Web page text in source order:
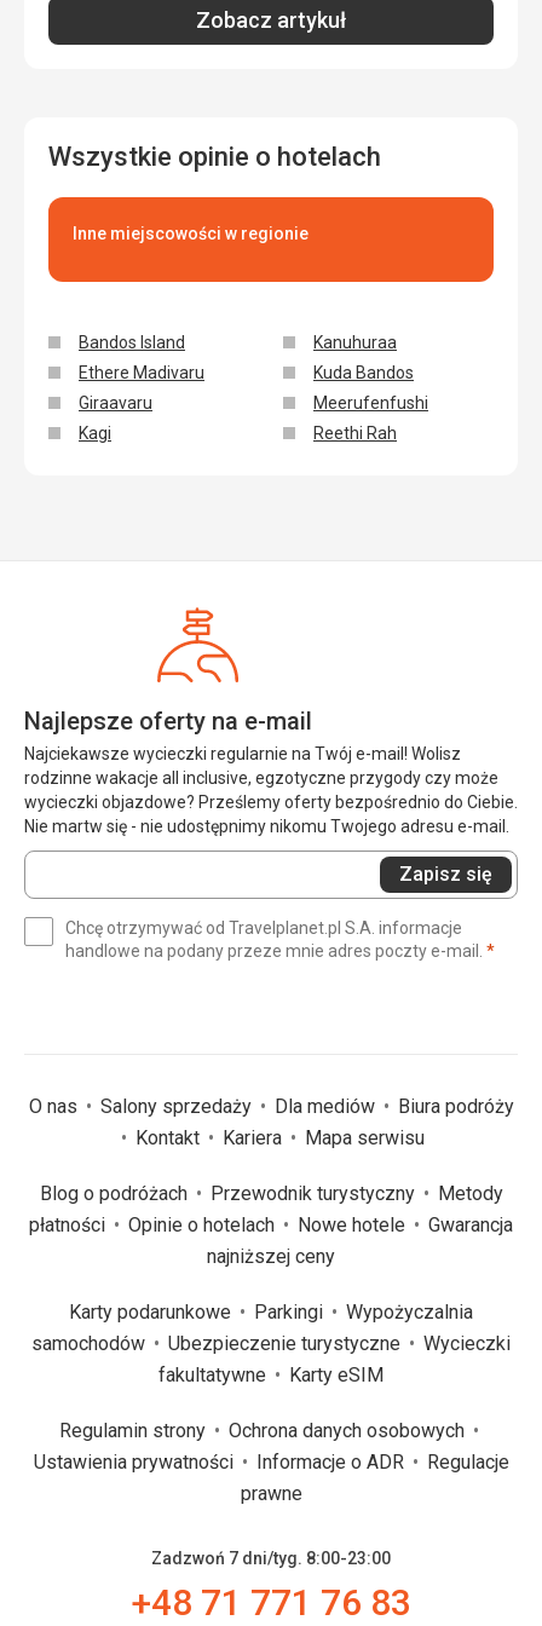
Zobacz artykuł
Wszystkie opinie o hotelach
Inne miejscowości w regionie
Bandos Island
Ethere Madivaru
Giraavaru
Kagi
Kanuhuraa
Kuda Bandos
Meerufenfushi
Reethi Rah
Najlepsze oferty na e-mail
Najciekawsze wycieczki regularnie na Twój e-mail! Wolisz
rodzinne wakacje all inclusive, egzotyczne przygody czy może
wycieczki objazdowe? Prześlemy oferty bezpośrednio do Ciebie.
Nie martw się - nie udostępnimy nikomu Twojego adresu e-mail.
Wprowadź
swój
(wymagane)
Zapisz się
Chcę otrzymywać od Travelplanet.pl S.A. informacje
handlowe na podany przeze mnie adres poczty e-mail. *
O nas Salony sprzedaży Dla mediów
Biura podróży
Kontakt
Kariera Mapa serwisu
Blog o podróżach Przewodnik turystyczny
Metody
płatności
Opinie o hotelach Nowe hotele
Gwarancja
najniższej ceny
Karty podarunkowe Parkingi
Wypożyczalnia
samochodów
Ubezpieczenie turystyczne
Wycieczki
fakultatywne
Karty eSIM
Regulamin strony
Ochrona danych osobowych
Ustawienia prywatności
Informacje o ADR
Regulacje
prawne
Zadzwoń 7 dni/tyg. 8:00-23:00
+48 71 771 76 83